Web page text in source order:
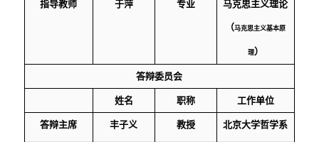
指导教师 于萍 专业 马克思主义理论
（马克思主义基本原
理）
答辩委员会
姓名 职称 工作单位
答辩主席 丰子义 教授 北京大学哲学系